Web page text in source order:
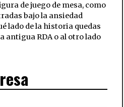
de juego de mesa, como
bajo la ansiedad
lado de la historia quedas
antigua RDA o al otro lado